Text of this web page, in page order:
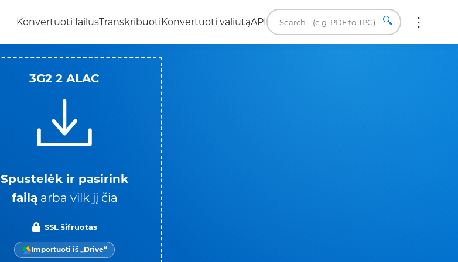
Konvertuoti failusTranskribuotiKonvertuoti valiutąAPI 🔍
3G2 2 ALAC
Spustelėk ir pasirink
failą arba vilk jį čia
SSL šifruotas
Importuoti iš „Drive“